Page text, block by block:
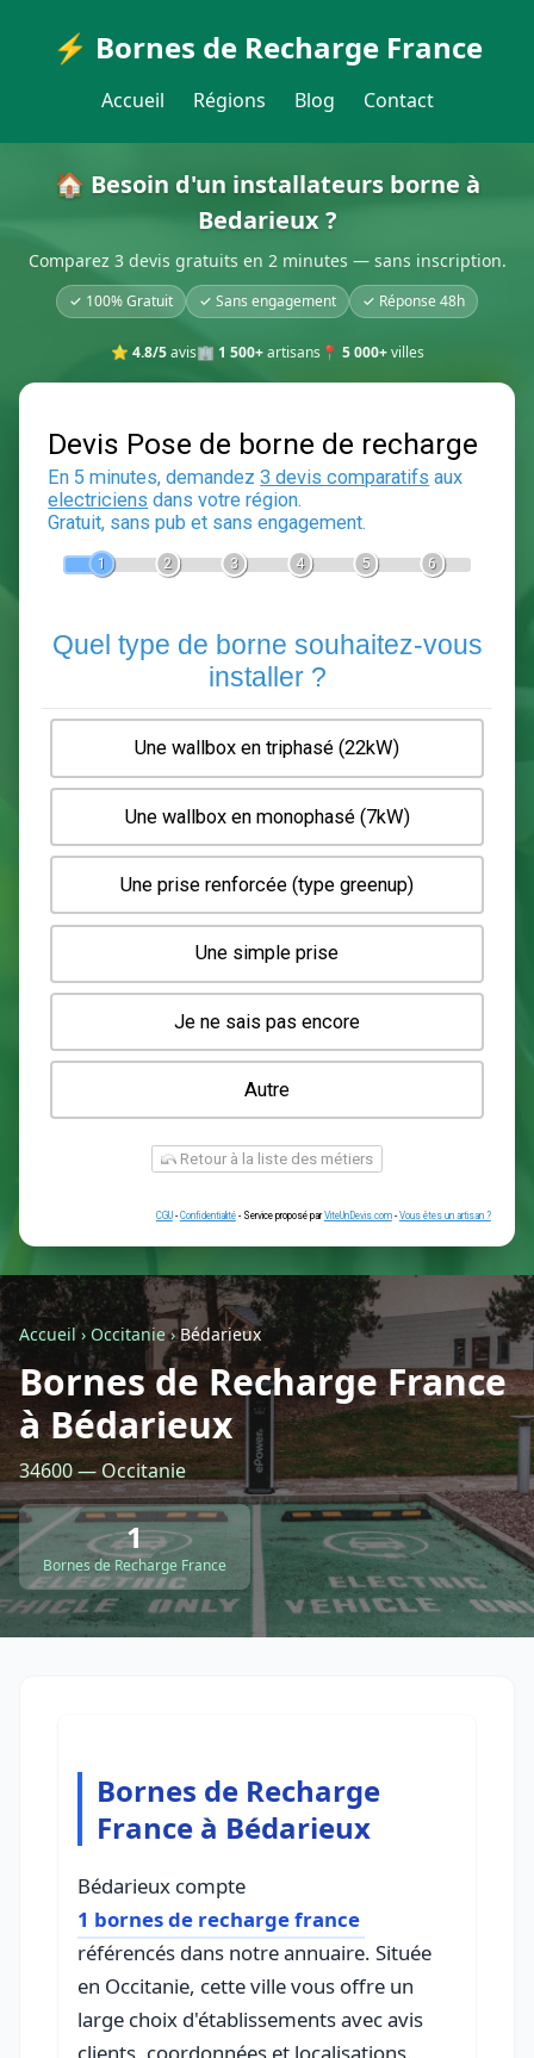
⚡ Bornes de Recharge France
Accueil Régions Blog Contact
🏠 Besoin d'un installateurs borne à
Bedarieux ?
Comparez 3 devis gratuits en 2 minutes — sans inscription.
✓ 100% Gratuit ✓ Sans engagement ✓ Réponse 48h
⭐ 4.8/5avis🏢 1 500+artisans 📍 5 000+villes
Devis Pose de borne de
En 5 minutes, demandez3 devis comparatifs
Gratuit, sans pub et sans engagement.
2 3 6
Quel type de borne souhaitez-
installer ?
Une wallbox en triphasé (22kW)
Une wallbox en monophasé (7kW)
Une prise renforcée (type greenup)
Une simple prise
Je ne sais pas encore
Autre
Retour à la liste des métiers
CGU-Confidentialité- Service proposé parViteUnDevis.com-Vous
Accueil› Occitanie›Bédarieux
Bornes de Recharge France
à Bédarieux
34600 — Occitanie
1
Bornes de Recharge France
Bornes de Recharge
France à Bédarieux
Bédarieux compte
1 bornes de recharge france
référencés dans notre annuaire. Située
en Occitanie, cette ville vous offre un
large choix d'établissements avec avis